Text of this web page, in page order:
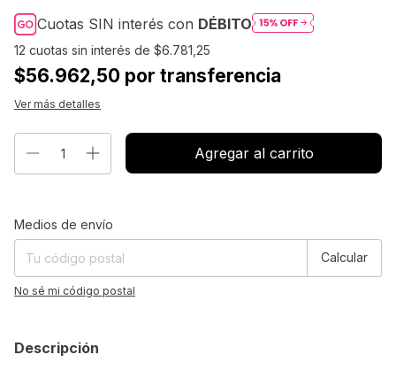
Cuotas SIN interés con DÉBITO
12 cuotas sin interés de $6.781,25
$56.962,50 por transferencia
Ver más detalles
Entregas para el CP:
Medios de envío
Calcular
No sé mi código postal
Descripción